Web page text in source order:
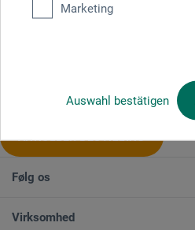
Marketing
Auswahl bestätigen
ANNULLER BESTILLING
Følg os
Virksomhed